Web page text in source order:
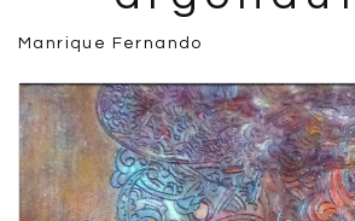
Manrique Fernando